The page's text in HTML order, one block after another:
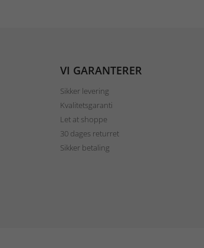
VI GARANTERER
Sikker levering
Kvalitetsgaranti
Let at shoppe
30 dages returret
Sikker betaling